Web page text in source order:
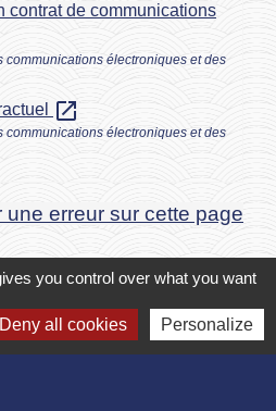
contrat de communications
communications électroniques et des
open_in_new
communications électroniques et des
une erreur sur cette page
you control over what you want
Deny all cookies Personalize